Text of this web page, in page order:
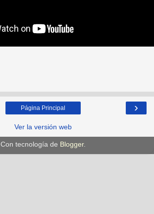
›
Página Principal
Ver la versión web
Con tecnología de Blogger.